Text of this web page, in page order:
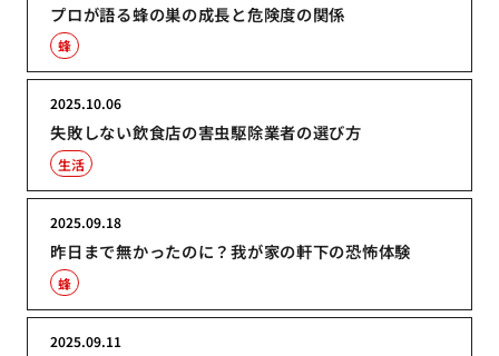
プロが語る蜂の巣の成長と危険度の関係
蜂
失敗しない飲食店の害虫駆除業者の選び方
2025.10.06
生活
昨日まで無かったのに？我が家の軒下の恐怖体験
2025.09.18
蜂
2025.09.11